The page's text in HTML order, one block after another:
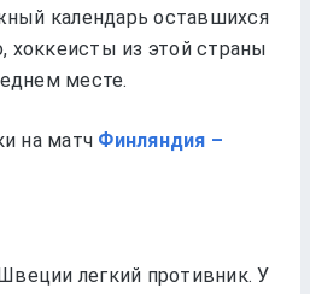
календарь оставшихся
хоккеисты из этой страны
месте.
на матч Финляндия –
легкий противник. У